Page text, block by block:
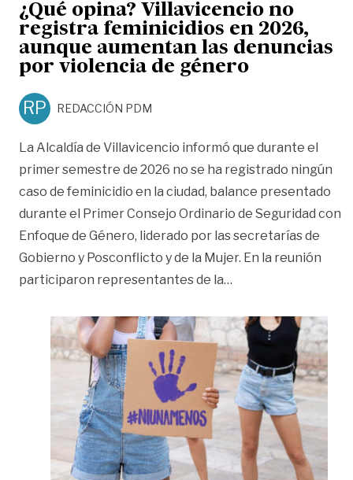
¿Qué opina? Villavicencio no
registra feminicidios en 2026,
aunque aumentan las denuncias
por violencia de género
RP REDACCIÓN PDM
La Alcaldía de Villavicencio informó que durante el
primer semestre de 2026 no se ha registrado ningún
caso de feminicidio en la ciudad, balance presentado
durante el Primer Consejo Ordinario de Seguridad con
Enfoque de Género, liderado por las secretarías de
Gobierno y Posconflicto y de la Mujer. En la reunión
participaron representantes de la…